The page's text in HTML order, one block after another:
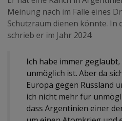
Meinung nach im Falle eines
Schutzraum dienen könnte. In
schrieb er im Jahr 2024:
Ich habe immer
unmöglich ist. Aber da
Europa gegen Russland
ich nicht mehr für
dass Argentinien einer